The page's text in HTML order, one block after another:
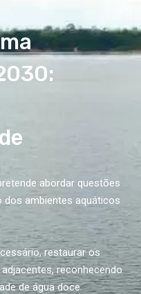
abordar questões
dos ambientes aquáticos
restaurar os
reconhecendo
de água doce.